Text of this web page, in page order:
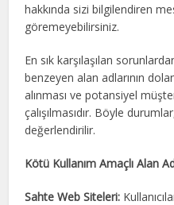
hakkında sizi bilgilendiren
göremeyebilirsiniz.
En sık karşılaşılan
benzeyen alan adlarının
alınması ve potansiyel
çalışılmasıdır. Böyle
değerlendirilir.
Kötü Kullanım Amaçlı Alan
Sahte Web Siteleri: